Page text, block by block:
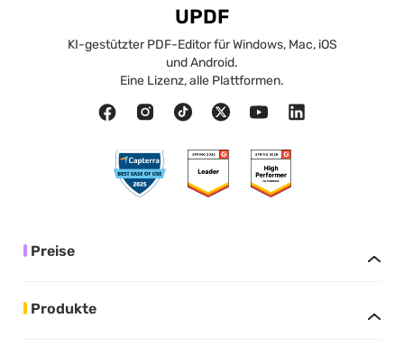
UPDF
KI-gestützter PDF-Editor für Windows, Mac, iOS
und Android.
Eine Lizenz, alle Plattformen.
Preise
Produkte